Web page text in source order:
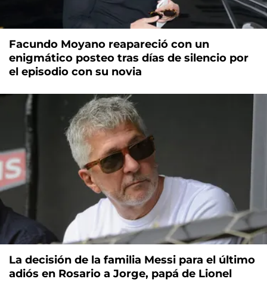
Facundo Moyano reapareció con un
enigmático posteo tras días de silencio por
el episodio con su novia
La decisión de la familia Messi para el último
adiós en Rosario a Jorge, papá de Lionel